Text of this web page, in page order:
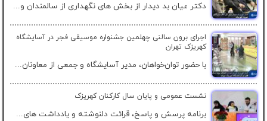
دکتر عیان بد دیدار از بخش های نگهداری از سالمندان و...
اجرای برون سالنی چهلمین جشنواره موسیقی فجر در آسایشگاه
کهریزک تهران
با حضور توان‌خواهان، مدیر آسایشگاه و جمعی از معاونان...
نشست عمومی و پایان سال کارکنان کهریزک
برنامه پرسش و پاسخ، قرائت دلنوشته و یادداشت های...